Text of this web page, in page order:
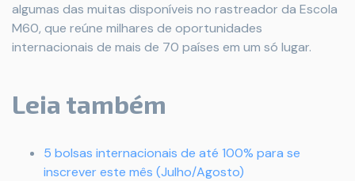
algumas das muitas disponíveis no rastreador da Escola
M60, que reúne milhares de oportunidades
internacionais de mais de 70 países em um só lugar.
Leia também
5 bolsas internacionais de até 100% para se
inscrever este mês (Julho/Agosto)